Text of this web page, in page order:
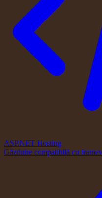
ASP.NET Hosting
Găzduire compatibilă cu